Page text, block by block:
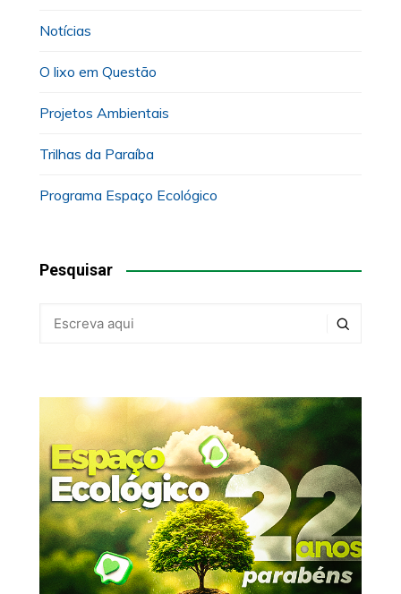
Notícias
O lixo em Questão
Projetos Ambientais
Trilhas da Paraíba
Programa Espaço Ecológico
Pesquisar